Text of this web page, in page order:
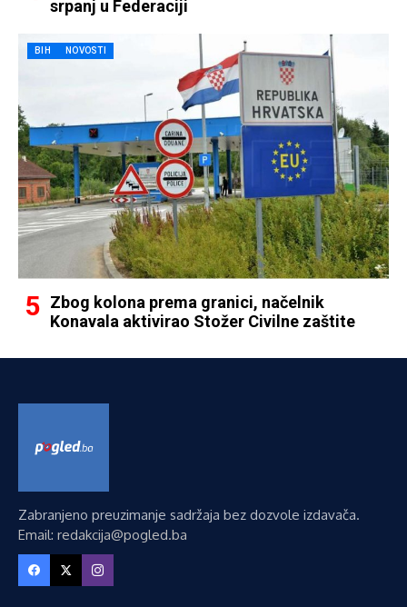
srpanj u Federaciji
BIH NOVOSTI
Zbog kolona prema granici, načelnik
Konavala aktivirao Stožer Civilne zaštite
Zabranjeno preuzimanje sadržaja bez dozvole izdavača.
Email: redakcija@pogled.ba